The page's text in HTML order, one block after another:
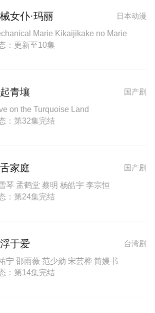
日本动漫
女仆·玛丽
Marie Kikaijikake no Marie
：更新至10集
国产剧
青壤
on the Turquoise Land
：第32集完结
国产剧
家庭
琴 孟鹤堂 蔡明 杨皓宇 李宗恒
：第24集完结
台湾剧
于爱
宁 邵雨薇 范少勋 宋芸桦 简嫚书
：第14集完结